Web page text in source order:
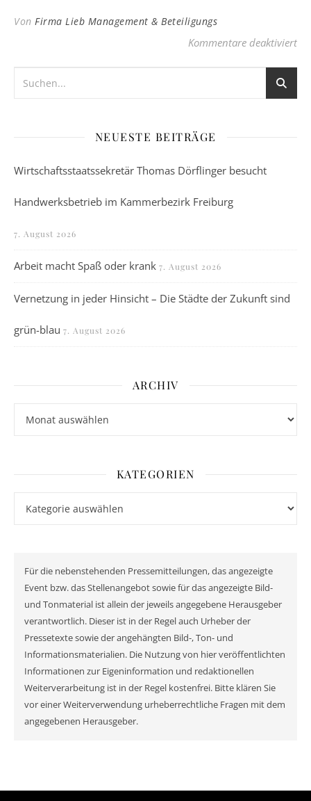
Von Firma Lieb Management & Beteiligungs
Kommentare deaktiviert
NEUESTE BEITRÄGE
Wirtschaftsstaatssekretär Thomas Dörflinger besucht
Handwerksbetrieb im Kammerbezirk Freiburg
7. August 2026
Arbeit macht Spaß oder krank 7. August 2026
Vernetzung in jeder Hinsicht – Die Städte der Zukunft sind
grün-blau 7. August 2026
ARCHIV
KATEGORIEN
Für die nebenstehenden Pressemitteilungen, das angezeigte
Event bzw. das Stellenangebot sowie für das angezeigte Bild-
und Tonmaterial ist allein der jeweils angegebene Herausgeber
verantwortlich. Dieser ist in der Regel auch Urheber der
Pressetexte sowie der angehängten Bild-, Ton- und
Informationsmaterialien. Die Nutzung von hier veröffentlichten
Informationen zur Eigeninformation und redaktionellen
Weiterverarbeitung ist in der Regel kostenfrei. Bitte klären Sie
vor einer Weiterverwendung urheberrechtliche Fragen mit dem
angegebenen Herausgeber.